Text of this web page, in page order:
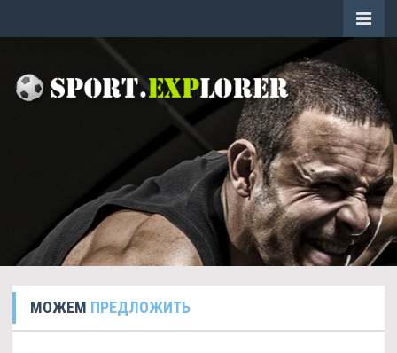
МОЖЕМ ПРЕДЛОЖИТЬ